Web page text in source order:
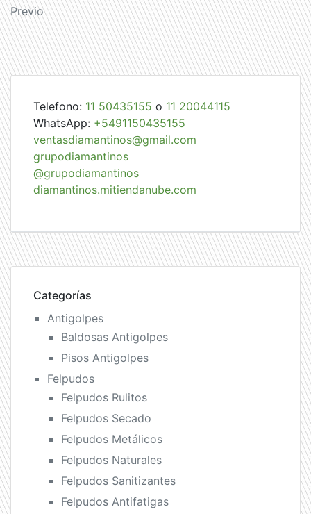
Navegación
de
entradas
Previo
Telefono: 11 50435155 o 11 20044115
WhatsApp: +5491150435155
ventasdiamantinos@gmail.com
grupodiamantinos
@grupodiamantinos
diamantinos.mitiendanube.com
Categorías
Antigolpes
Baldosas Antigolpes
Pisos Antigolpes
Felpudos
Felpudos Rulitos
Felpudos Secado
Felpudos Metálicos
Felpudos Naturales
Felpudos Sanitizantes
Felpudos Antifatigas